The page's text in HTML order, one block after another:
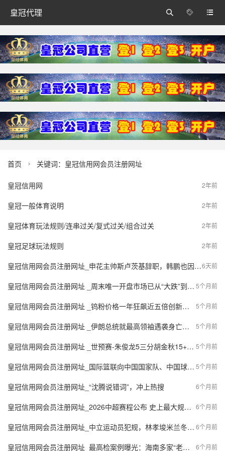
皇冠代理 


首页  关键词：皇冠信用网会员注册网址
2年前
皇冠信用网
2年前
皇冠一般体育说明
2年前
皇冠体育玩法规则/连串过关/复式过关/组合过关
2年前
皇冠足球玩法规则
6天前
皇冠信用网会员注册网址_申花主帅斯卢茨基辞职，韩鹏也因个人原因离开泰山！背后隐藏的压力与挑战
5个月前
皇冠信用网会员注册网址 _周末唯一开盘市场已从“大跌”到“大涨”，周一走向取决于这几个核心
5个月前
皇冠信用网会员注册网址 _钨粉价格一年狂飙近五倍创新高 产业链集体调价 业内：短期内供需紧张格局难改
5个月前
皇冠信用网会员注册网址 _伊朗总统就最高领袖遇袭身亡发表声明 称将追究相关责任
5个月前
皇冠信用网会员注册网址 _世预赛-朱俊龙5三分胡金秋15+6 男篮逆转中国台北
5个月前
皇冠信用网会员注册网址_国际篮联向中国国家队、中国球迷以及整个中国篮球界致歉
6个月前
皇冠信用网会员注册网址_“沈腾说错词”，冲上热搜
6个月前
皇冠信用网会员注册网址_2026中超赛程公布 史上最大规模“负分开局”引关注
6个月前
皇冠信用网会员注册网址_中立运动员犯规，林孝埈米兰冬奥会被故意推了两次，最终戴着熊猫图案头盔晋级；另外两名选手刘少昂、孙龙也顺利晋级
6个月前
皇冠信用网会员注册网址_最高检案例曝光：海南多家“老爸茶”超限量使用“科技与狠活”